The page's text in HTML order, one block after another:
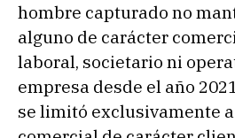
hombre capturado no
alguno de carácter
laboral, societario ni
empresa desde el año
se limitó exclusivamente